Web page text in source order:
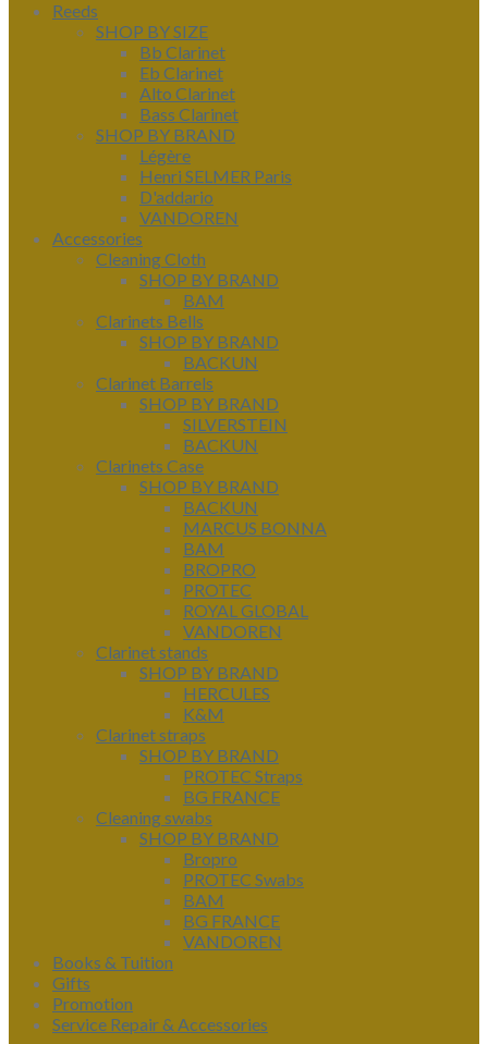
Reeds
SHOP BY SIZE
Bb Clarinet
Eb Clarinet
Alto Clarinet
Bass Clarinet
SHOP BY BRAND
Légère
Henri SELMER Paris
D'addario
VANDOREN
Accessories
Cleaning Cloth
SHOP BY BRAND
BAM
Clarinets Bells
SHOP BY BRAND
BACKUN
Clarinet Barrels
SHOP BY BRAND
SILVERSTEIN
BACKUN
Clarinets Case
SHOP BY BRAND
BACKUN
MARCUS BONNA
BAM
BROPRO
PROTEC
ROYAL GLOBAL
VANDOREN
Clarinet stands
SHOP BY BRAND
HERCULES
K&M
Clarinet straps
SHOP BY BRAND
PROTEC Straps
BG FRANCE
Cleaning swabs
SHOP BY BRAND
Bropro
PROTEC Swabs
BAM
BG FRANCE
VANDOREN
Books & Tuition
Gifts
Promotion
Service Repair & Accessories